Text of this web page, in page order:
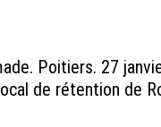
Poitiers. 27
de rétention de